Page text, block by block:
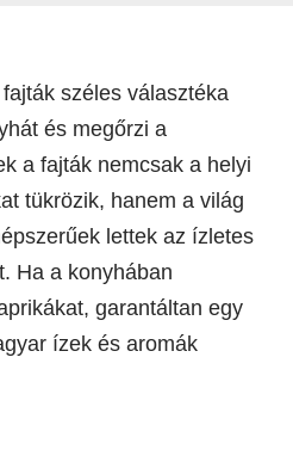
széles választéka
és megőrzi a
a fajták nemcsak a helyi
tükrözik, hanem a világ
lettek az ízletes
Ha a konyhában
garantáltan egy
ízek és aromák